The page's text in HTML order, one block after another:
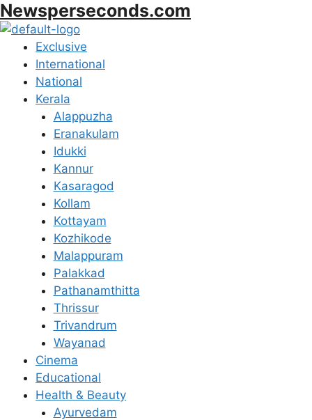
Skip
to
content
Newsperseconds.com
Menu
Exclusive
International
National
Kerala
Alappuzha
Eranakulam
Idukki
Kannur
Kasaragod
Kollam
Kottayam
Kozhikode
Malappuram
Palakkad
Pathanamthitta
Thrissur
Trivandrum
Wayanad
Cinema
Educational
Health & Beauty
Ayurvedam